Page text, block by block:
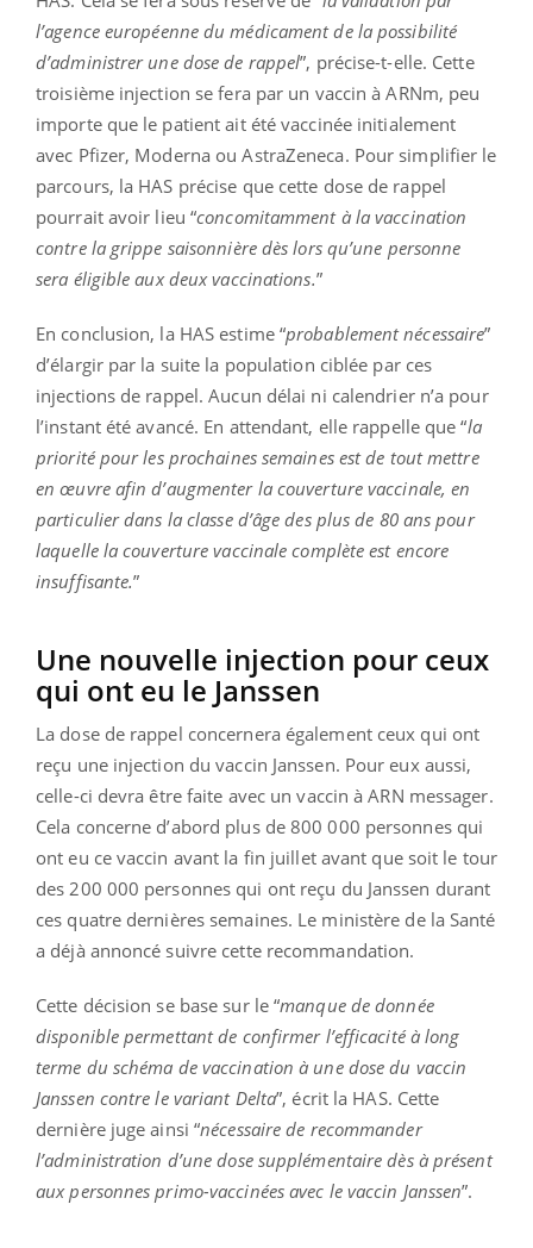
l’agence européenne du médicament de la possibilité
d’administrer une dose de rappel”, précise-t-elle. Cette
troisième injection se fera par un vaccin à ARNm, peu
importe que le patient ait été vaccinée initialement
avec Pfizer, Moderna ou AstraZeneca. Pour simplifier le
parcours, la HAS précise que cette dose de rappel
pourrait avoir lieu “concomitamment à la vaccination
contre la grippe saisonnière dès lors qu’une personne
sera éligible aux deux vaccinations.”
En conclusion, la HAS estime “probablement nécessaire”
d’élargir par la suite la population ciblée par ces
injections de rappel. Aucun délai ni calendrier n’a pour
l’instant été avancé. En attendant, elle rappelle que “la
priorité pour les prochaines semaines est de tout mettre
en œuvre afin d’augmenter la couverture vaccinale, en
particulier dans la classe d’âge des plus de 80 ans pour
laquelle la couverture vaccinale complète est encore
insuffisante.”
Une nouvelle injection pour ceux
qui ont eu le Janssen
La dose de rappel concernera également ceux qui ont
reçu une injection du vaccin Janssen. Pour eux aussi,
celle-ci devra être faite avec un vaccin à ARN messager.
Cela concerne d’abord plus de 800 000 personnes qui
ont eu ce vaccin avant la fin juillet avant que soit le tour
des 200 000 personnes qui ont reçu du Janssen durant
ces quatre dernières semaines. Le ministère de la Santé
a déjà annoncé suivre cette recommandation.
Cette décision se base sur le “manque de donnée
disponible permettant de confirmer l’efficacité à long
terme du schéma de vaccination à une dose du vaccin
Janssen contre le variant Delta”, écrit la HAS. Cette
dernière juge ainsi “nécessaire de recommander
l’administration d’une dose supplémentaire dès à présent
aux personnes primo-vaccinées avec le vaccin Janssen”.